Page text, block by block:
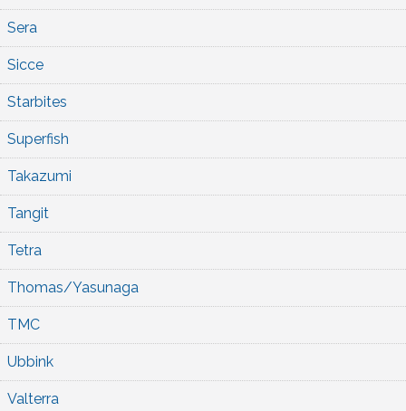
Sera
Sicce
Starbites
Superfish
Takazumi
Tangit
Tetra
Thomas/Yasunaga
TMC
Ubbink
Valterra